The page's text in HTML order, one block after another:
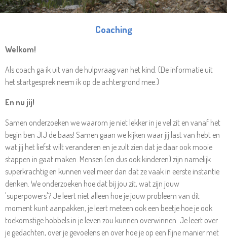
Coaching
Welkom!
Als coach ga ik uit van de hulpvraag van het kind. (De informatie uit
het startgesprek neem ik op de achtergrond mee.)
En nu jij!
Samen onderzoeken we waarom je niet lekker in je vel zit en vanaf het
begin ben JIJ de baas! Samen gaan we kijken waar jij last van hebt en
wat jij het liefst wilt veranderen en je zult zien dat je daar ook mooie
stappen in gaat maken. Mensen (en dus ook kinderen) zijn namelijk
superkrachtig en kunnen veel meer dan dat ze vaak in eerste instantie
denken. We onderzoeken hoe dat bij jou zit, wat zijn jouw
'superpowers'? Je leert niet alleen hoe je jouw probleem van dit
moment kunt aanpakken, je leert meteen ook een beetje hoe je ook
toekomstige hobbels in je leven zou kunnen overwinnen. Je leert over
je gedachten, over je gevoelens en over hoe je op een fijne manier met